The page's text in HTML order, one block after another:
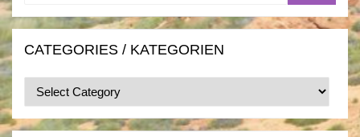
CATEGORIES / KATEGORIEN
Categories
/
Kategorien